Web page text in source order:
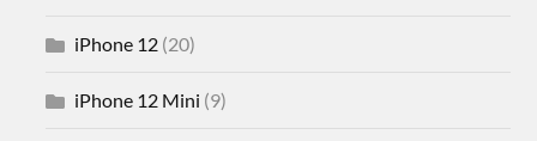
iPhone 12 (20)
iPhone 12 Mini (9)